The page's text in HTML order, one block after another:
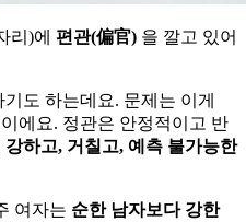
리)에 편관(偏官) 을 깔고 있어
도 하는데요. 문제는 이게
에요. 정관은 안정적이고 반
강하고, 거칠고, 예측 불가능한
여자는 순한 남자보다 강한